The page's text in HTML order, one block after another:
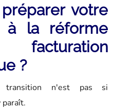
votre
à la réforme
?
transition n'est pas si